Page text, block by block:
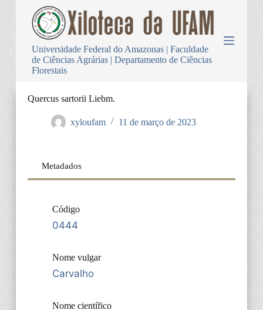
Universidade Federal do Amazonas | Faculdade
de Ciências Agrárias | Departamento de Ciências
Florestais
Quercus sartorii Liebm.
xyloufam 11 de março de 2023
Metadados
Código
0444
Nome vulgar
Carvalho
Nome científico